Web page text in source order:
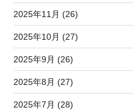
2025年11月 (26)
2025年10月 (27)
2025年9月 (26)
2025年8月 (27)
2025年7月 (28)